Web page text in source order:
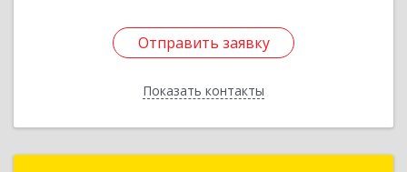
Отправить заявку
Показать контакты
Отправить заявку
Назад